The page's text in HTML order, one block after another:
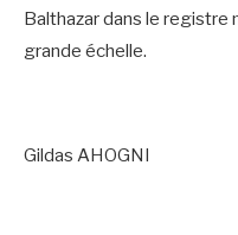
Balthazar dans le registre
grande échelle.
Gildas AHOGNI